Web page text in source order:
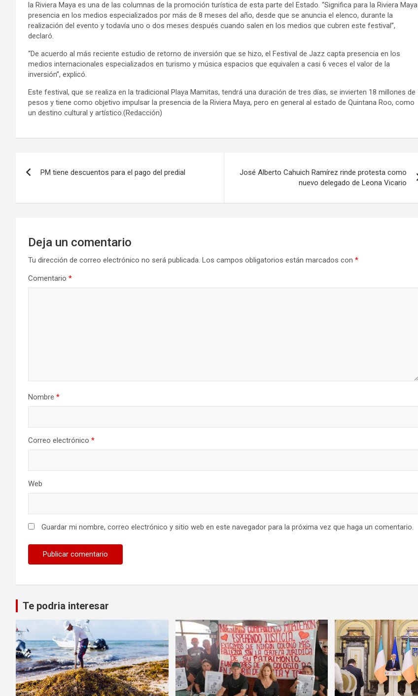
la Riviera Maya es una de las columnas de la promoción turística de esta parte del Estado. “Significa para la Riviera Maya
presencia en los medios especializados por más de 8 meses del año, desde que se anuncia el elenco, durante la
realización del evento y todavía uno o dos meses después cuando salen en los medios que cubren este festival”,
declaró.
“De acuerdo al más reciente estudio de retorno de inversión que se hizo, el Festival de Jazz capta presencia en los
medios internacionales especializados en turismo y música espacios que equivalen a casi 6 veces el valor de la
inversión”, explicó.
Este festival, que se realiza en la tradicional Playa Mamitas, tendrá una duración de tres días, se invierten 18 millones de
pesos y tiene como objetivo impulsar la presencia de la Riviera Maya, pero en general al estado de Quintana Roo, como
un destino cultural y artístico.(Redacción)
de
entradas
PM tiene descuentos para el pago del predial
José Alberto Cahuich Ramírez rinde protesta como
nuevo delegado de Leona Vicario
Deja un comentario
Tu dirección de correo electrónico no será publicada. Los campos obligatorios están marcados con *
Comentario *
Nombre *
Correo electrónico *
Web
Guardar mi nombre, correo electrónico y sitio web en este navegador para la próxima vez que haga un comentario.
Te podria interesar